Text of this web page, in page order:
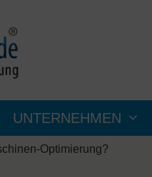
UNTERNEHMEN
Optimierung?